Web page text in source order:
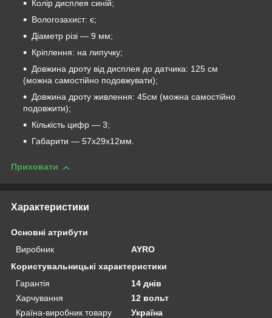
Колір дисплея синій;
Вологозахист: є;
Діаметр різі — 9 мм;
Кріплення: на липучку;
Довжина дроту від дисплея до датчика: 125 см
(можна самостійно подовжувати);
Довжина дроту живлення: 45см (можна самостійно
подовжити);
Кількість цифр — 3;
Габарити — 57х29х12мм.
Приховати
Характеристики
Основні атрибути
Виробник
AYRO
Користувальницькі характеристики
Гарантія
14 днів
Харчування
12 вольт
Країна-виробник товару
Україна